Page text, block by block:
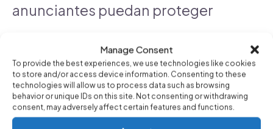
Manage Consent
To provide the best experiences, we use technologies like cookies
to store and/or access device information. Consenting to these
technologies will allow us to process data such as browsing
behavior or unique IDs on this site. Not consenting or withdrawing
consent, may adversely affect certain features and functions.
anunciantes puedan proteger
retorno.
Otra característica importante